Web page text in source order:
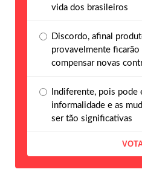
vida dos brasileiros
Discordo, afinal
provavelmente ficarão
compensar novas
Indiferente, pois pode
informalidade e as
ser tão significativas